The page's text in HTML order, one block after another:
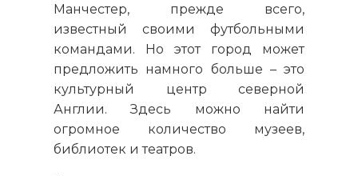
Манчестер, прежде всего,
известный своими футбольными
командами. Но этот город может
предложить намного больше – это
культурный центр северной
Англии. Здесь можно найти
огромное количество музеев,
библиотек и театров.